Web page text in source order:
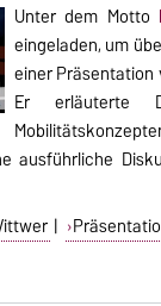
Unter dem Motto
eingeladen, um
einer Präsentation
Er erläuterte
ausführliche
|